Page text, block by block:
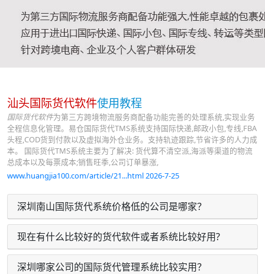
汕头国际货代软件使用教程
国际货代软件为第三方跨境物流服务商配备功能完善的处理系统,实现业务
全程信息化管理。易仓国际货代TMS系统支持国际快递,邮政小包,专线,FBA
头程,COD货到付款以及虚拟海外仓业务。支持轨迹跟踪,节省许多的人力成
本。 国际货代TMS系统主要为了解决: 货代算不清空派,海派等渠道的物流
总成本以及每票成本;销售旺季,公司订单暴涨,
www.huangjia100.com/article/21...html 2026-7-25
深圳南山国际货代系统价格低的公司是哪家？
现在有什么比较好的货代软件或者系统比较好用?
深圳哪家公司的国际货代管理系统比较实用？